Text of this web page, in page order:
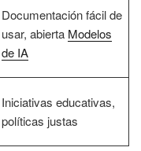
Documentación fácil de
usar, abierta Modelos
de IA
Iniciativas educativas,
políticas justas